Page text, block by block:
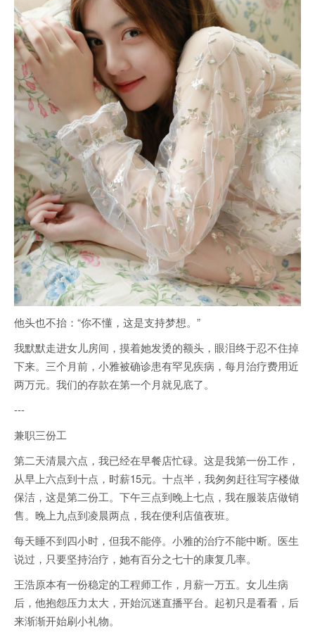
他头也不抬：“你不懂，这是支持梦想。”
我默默走进女儿房间，摸着她发烫的额头，眼泪终于忍不住掉
下来。三个月前，小雅被确诊患有罕见疾病，每月治疗费用近
两万元。我们的存款在第一个月就见底了。
---
兼职三份工
第二天清晨六点，我已经在早餐店忙碌。这是我第一份工作，
从早上六点到十点，时薪15元。十点半，我匆匆赶往写字楼做
保洁，这是第二份工。下午三点到晚上七点，我在服装店做销
售。晚上九点到凌晨两点，我在便利店值夜班。
每天睡不到四小时，但我不能停。小雅的治疗不能中断。医生
说过，只要坚持治疗，她有百分之七十的康复几率。
王浩原本有一份稳定的工程师工作，月薪一万五。女儿生病
后，他抱怨压力太大，开始沉迷直播平台。起初只是看看，后
来渐渐开始刷小礼物。